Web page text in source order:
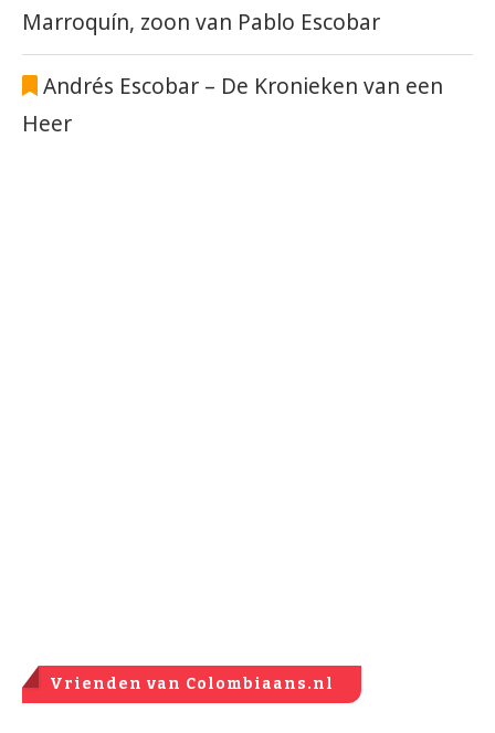
Marroquín, zoon van Pablo Escobar
Andrés Escobar – De Kronieken van een
Heer
Vrienden van Colombiaans.nl